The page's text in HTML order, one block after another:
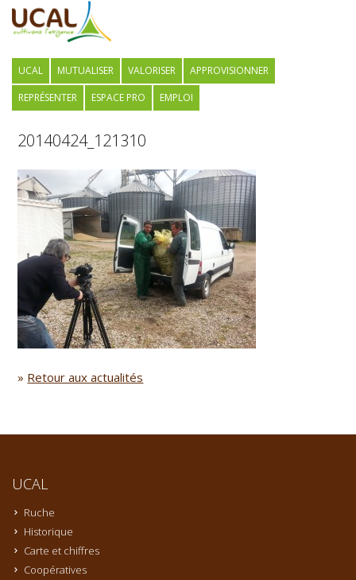
UCAL MUTUALISER VALORISER
APPROVISIONNER
REPRÉSENTER
ESPACE PRO EMPLOI
20140424_121310
» Retour aux actualités
UCAL
Ruche
Historique
Carte et chiffres
Coopératives